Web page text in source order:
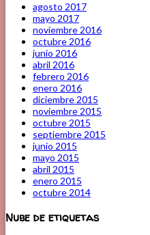
agosto 2017
mayo 2017
noviembre 2016
octubre 2016
junio 2016
abril 2016
febrero 2016
enero 2016
diciembre 2015
noviembre 2015
octubre 2015
septiembre 2015
junio 2015
mayo 2015
abril 2015
enero 2015
octubre 2014
Nube de etiquetas